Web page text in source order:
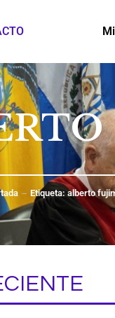
Etiqueta: alberto